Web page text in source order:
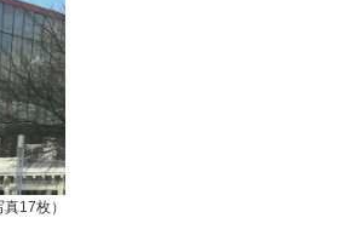
真17枚）